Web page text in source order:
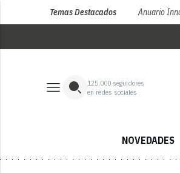
Temas Destacados Anuario
125,000 seguidores
en redes sociales
NOVEDADES